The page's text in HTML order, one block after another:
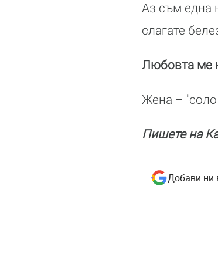
Аз съм една
слагате
Любовта ме
Жена –
Пишете на
Добави ни